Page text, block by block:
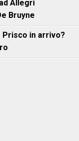
Allegri
Bruyne
Prisco in arrivo?